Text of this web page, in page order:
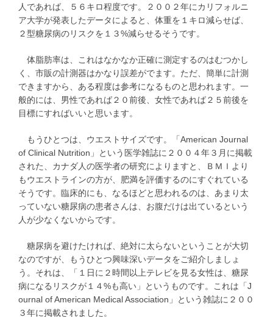
人であれば、５６キロ程度です。２００２年にカリフォルニ
ア大学が発表したデータによると、体重を１キロ減らせば、
２型糖尿病のリスクを１３%減らせるそうです。
体脂肪率は、これはなかなか正確に測定するのはむつかし
く、市販の計測器はかなり誤差がでます。ただ、簡単に計測
できますから、ある程度は参考になるものと思われます。一
般的には、男性であれば２０前後、女性であれば２５前後を
目標にすればいいと思います。
もうひとつは、ウエストサイズです。「American Journal
of Clinical Nutrition」という医学雑誌に２００４年３月に掲載
された、カナダ人の医学者の研究によりますと、ＢＭＩより
もウエストラインの方が、肥満を評価するのにすぐれている
そうです。臨床的にも、なるほどと思われるのは、あまり太
っていない糖尿病の患者さんは、お腹だけは出ているという
人が少なくないからです。
糖尿病を避けたければ、絶対に太らないということが大切
なのですが、もうひとつ興味深いデータをご紹介しましょ
う。それは、「１日に２時間以上テレビを見る女性は、糖尿
病になるリスクが１４%も高い」というものです。これは「J
ournal of American Medical Association」という雑誌に２００
３年に掲載されました。